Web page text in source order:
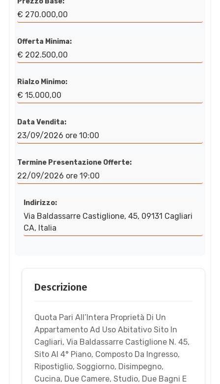
€ 270.000,00
Offerta Minima:
€ 202.500,00
Rialzo Minimo:
€ 15.000,00
Data Vendita:
23/09/2026 ore 10:00
Termine Presentazione Offerte:
22/09/2026 ore 19:00
Indirizzo:
Via Baldassarre Castiglione, 45, 09131 Cagliari
CA, Italia
Descrizione
Quota Pari All’Intera Proprietà Di Un
Appartamento Ad Uso Abitativo Sito In
Cagliari, Via Baldassarre Castiglione N. 45,
Sito Al 4° Piano, Composto Da Ingresso,
Ripostiglio, Soggiorno, Disimpegno,
Cucina, Due Camere, Studio, Due Bagni E